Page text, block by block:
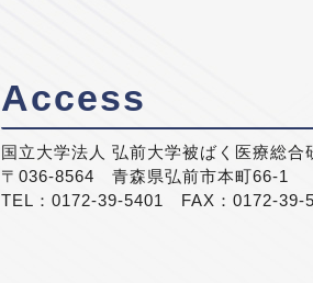
Access
国立大学法人 弘前大学被ばく医療総合
〒036-8564 青森県弘前市本町66-1
TEL：0172-39-5401 FAX：0172-39-